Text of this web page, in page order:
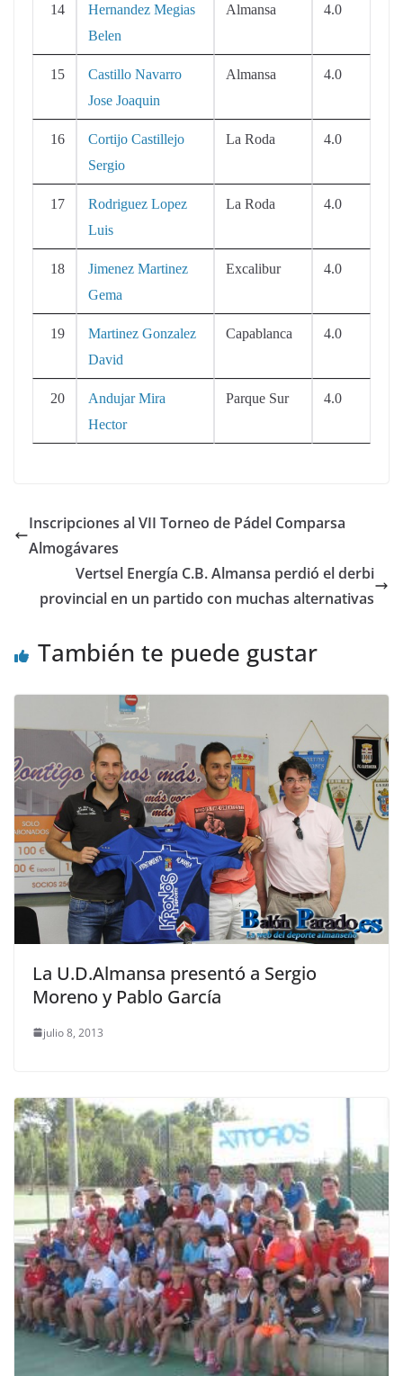
14
Hernandez Megias
Belen
Almansa 4.0
15
Castillo Navarro
Jose Joaquin
Almansa 4.0
16
Cortijo Castillejo
Sergio
La Roda 4.0
17
Rodriguez Lopez
Luis
La Roda 4.0
18
Jimenez Martinez
Gema
Excalibur 4.0
19
Martinez Gonzalez
David
Capablanca 4.0
20
Andujar Mira
Hector
Parque Sur 4.0
Inscripciones al VII Torneo de Pádel Comparsa
Almogávares
Vertsel Energía C.B. Almansa perdió el derbi
provincial en un partido con muchas alternativas
También te puede gustar
La U.D.Almansa presentó a Sergio
Moreno y Pablo García
julio 8, 2013